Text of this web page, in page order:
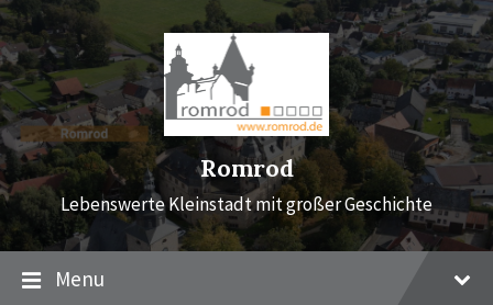
Skip
to
content
Skip
to
main
navigation
Skip
to
footer
Romrod
Lebenswerte Kleinstadt mit großer Geschichte
Menu